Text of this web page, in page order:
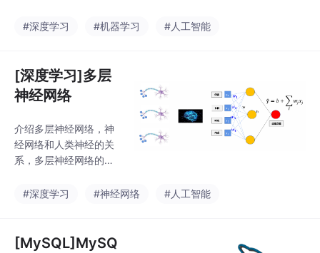
#深度学习
#机器学习 #人工智能
[深度学习]多层
神经网络
介绍多层神经网络，神
经网络和人类神经的关
系，多层神经网络的训
过拟合和欠拟合。
#深度学习 #神经网络 #人工智能
[MySQL]MySQ